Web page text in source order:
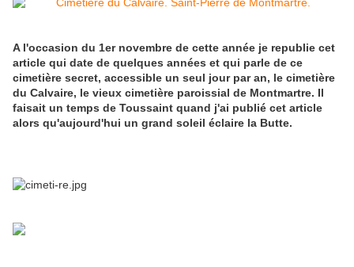
A l'occasion du 1er novembre de cette année je republie cet
article qui date de quelques années et qui parle de ce
cimetière secret, accessible un seul jour par an, le cimetière
du Calvaire, le vieux cimetière paroissial de Montmartre. Il
faisait un temps de Toussaint quand j'ai publié cet article
alors qu'aujourd'hui un grand soleil éclaire la Butte.